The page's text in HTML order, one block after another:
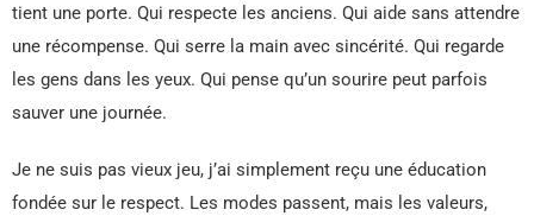
tient une porte. Qui respecte les anciens. Qui aide sans attendre
une récompense. Qui serre la main avec sincérité. Qui regarde
les gens dans les yeux. Qui pense qu’un sourire peut parfois
sauver une journée.
Je ne suis pas vieux jeu, j’ai simplement reçu une éducation
fondée sur le respect. Les modes passent, mais les valeurs,